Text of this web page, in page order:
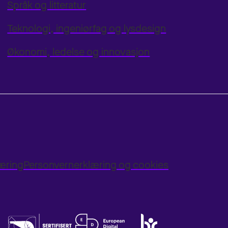
Språk og litteratur
Teknologi, ingeniørfag og lysdesign
Økonomi, ledelse og innovasjon
Personvernerklæring og cookies